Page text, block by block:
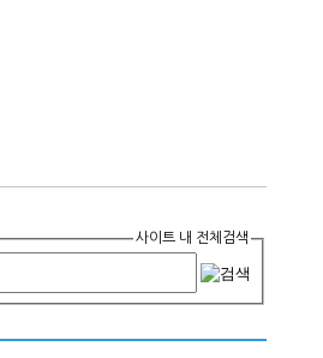
사이트 내 전체검색